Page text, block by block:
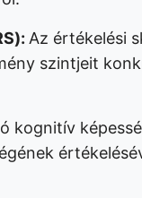
Az értékelési
szintjeit
kognitív